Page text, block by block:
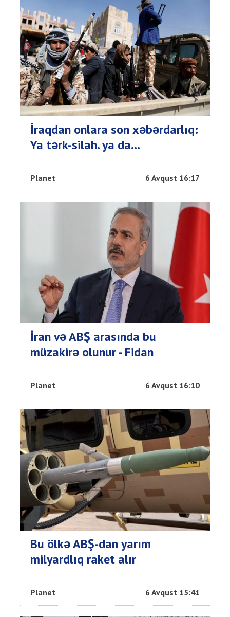
İraqdan onlara son xəbərdarlıq:
Ya tərk-silah. ya da…
Planet 6 Avqust 16:17
İran və ABŞ arasında bu
müzakirə olunur - Fidan
Planet 6 Avqust 16:10
Bu ölkə ABŞ-dan yarım
milyardlıq raket alır
Planet 6 Avqust 15:41